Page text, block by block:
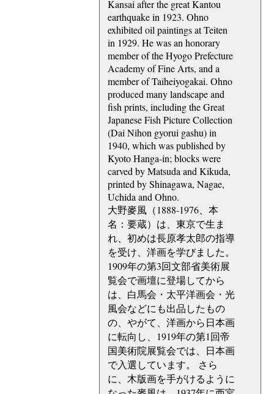
Kansai after the great Kantou
earthquake in 1923. Ohno
exhibited oil paintings at Teiten
in 1929. He was an honorary
member of the Hyogo Prefecture
Academy of Fine Arts, and a
member of Taiheiyogakai. Ohno
produced many landscape and
fish prints, including the Great
Japanese Fish Picture Collection
(Dai Nihon gyorui gashu) in
1940, which was published by
Kyoto Hanga-in; blocks were
carved by Matsuda and Kikuda,
printed by Shinagawa, Nagae,
Uchida and Ohno.
大野麥風（1888-1976、本
名：要蔵）は、東京で生ま
れ、初めは長原孝太郎の指導
を受け、洋画を学びました。
1909年の第3回文部省美術展
覧会で画壇に登場してから
は、白馬会・太平洋画会・光
風会などにも出品したもの
の、やがて、洋画から日本画
に転向し、1919年の第1回帝
国美術院展覧会では、日本画
で入選しています。 さら
に、木版画を手がけるように